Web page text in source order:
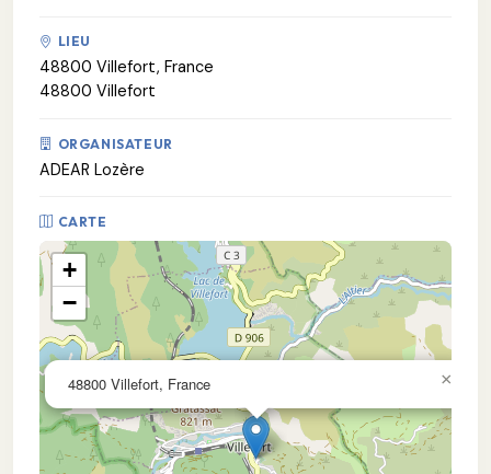
LIEU
48800 Villefort, France
48800 Villefort
ORGANISATEUR
ADEAR Lozère
CARTE
48800 Villefort, France ×
+
−